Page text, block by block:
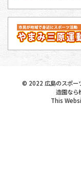
© 2022 広島のスポー
造園なら
This